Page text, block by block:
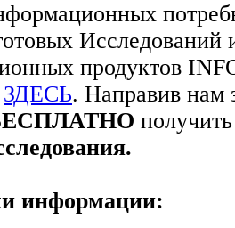
Исследований
продуктов
ЗДЕСЬ. Направив нам
информации: